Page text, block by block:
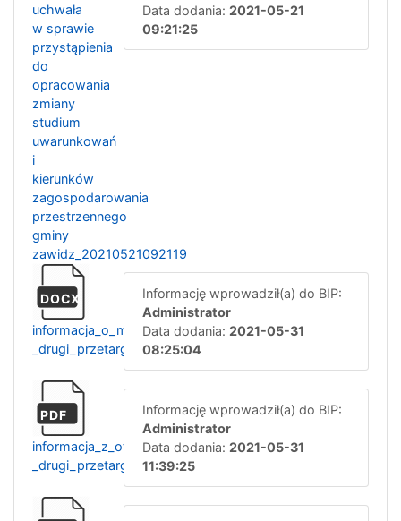
uchwała
w sprawie
przystąpienia
do
opracowania
zmiany
studium
uwarunkowań
i
kierunków
zagospodarowania
przestrzennego
gminy
zawidz_20210521092119
Data dodania: 2021-05-21
09:21:25
DOCX
informacja_o_maksymalnej_kwocie_rgk271.4.2021_-
_drugi_przetarg
Informację wprowadził(a) do BIP:
Administrator
Data dodania: 2021-05-31
08:25:04
PDF
informacja_z_otwarcia_ofert_rgk.271.4.2021_-
_drugi_przetarg
Informację wprowadził(a) do BIP:
Administrator
Data dodania: 2021-05-31
11:39:25